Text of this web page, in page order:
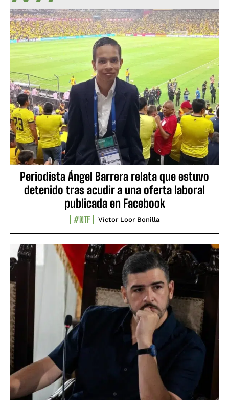
Periodista Ángel Barrera relata que estuvo
detenido tras acudir a una oferta laboral
publicada en Facebook
#NTF Víctor Loor Bonilla